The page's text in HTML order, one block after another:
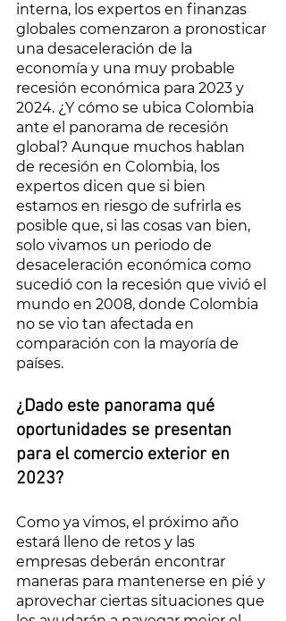
interna, los expertos en finanzas
globales comenzaron a pronosticar
una desaceleración de la
economía y una muy probable
recesión económica para 2023 y
2024. ¿Y cómo se ubica Colombia
ante el panorama de recesión
global? Aunque muchos hablan
de recesión en Colombia, los
expertos dicen que si bien
estamos en riesgo de sufrirla es
posible que, si las cosas van bien,
solo vivamos un periodo de
desaceleración económica como
sucedió con la recesión que vivió el
mundo en 2008, donde Colombia
no se vio tan afectada en
comparación con la mayoría de
países.
¿Dado este panorama qué
oportunidades se presentan
para el comercio exterior en
2023?
Como ya vimos, el próximo año
estará lleno de retos y las
empresas deberán encontrar
maneras para mantenerse en pié y
aprovechar ciertas situaciones que